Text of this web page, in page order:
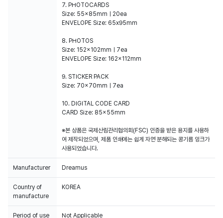
7. PHOTOCARDS
Size: 55x85mmㅣ20ea
ENVELOPE Size: 65x95mm
8. PHOTOS
Size: 152x102mmㅣ7ea
ENVELOPE Size: 162x112mm
9. STICKER PACK
Size: 70x70mmㅣ7ea
10. DIGITAL CODE CARD
CARD Size: 85x55mm
※본 상품은 국제산림관리협의회(FSC) 인증을 받은 용지를 사용하
여 제작되었으며, 제품 인쇄에는 쉽게 자연 분해되는 콩기름 잉크가
사용되었습니다.
Manufacturer Dreamus
Country of
manufacture
KOREA
Period of use Not Applicable